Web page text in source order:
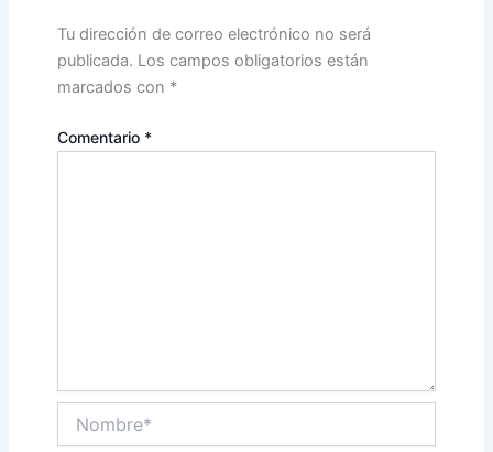
Tu dirección de correo electrónico no será
publicada. Los campos obligatorios están
marcados con *
Comentario *